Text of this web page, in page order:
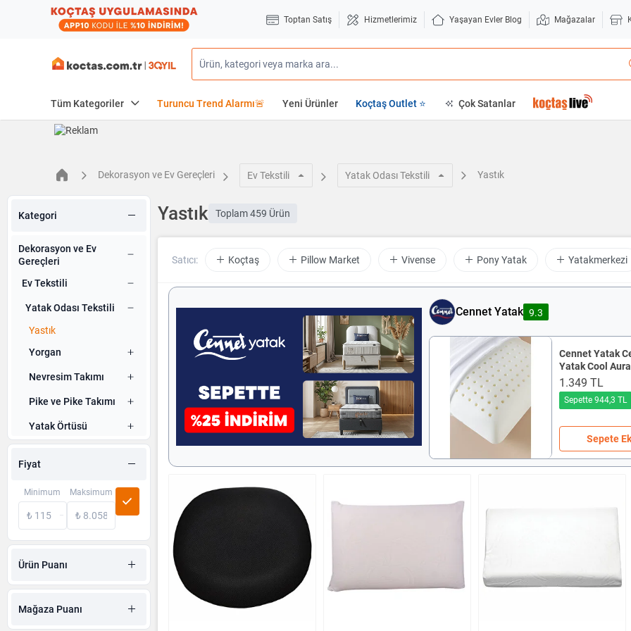
Toptan Satış Hizmetlerimiz Yaşayan Evler Blog Mağazalar
Tüm Kategoriler Turuncu Trend Alarmı🚨 Yeni Ürünler Koçtaş Outlet ⭐ Çok Satanlar
Dekorasyon ve Ev Gereçleri Ev Tekstili Yatak Odası Tekstili Yastık
Kategori
Dekorasyon ve Ev
Gereçleri
Ev Tekstili
Yatak Odası Tekstili
Yastık
Yorgan
Nevresim Takımı
Pike ve Pike Takımı
Yatak Örtüsü
Yatak Alezi &
Koruyucusu
Yastık Kılıfı
Fiyat
Minimum Maksimum
Ürün Puanı
Mağaza Puanı
Yastık Toplam459 Ürün
Satıcı: Koçtaş Pillow Market Vivense Pony Yatak Yatakmerkezi
Cennet Yatak 9.3
Cennet Yatak
Yatak Cool Aura
Yumuşak Dokulu
Soğutucu Visco
1.349 TL
Sepette 944,3 TL
Sepete